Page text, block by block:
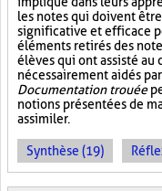
les notes qui doivent
significative et efficace
éléments retirés des
élèves qui ont assisté au
nécessairement aidés
Documentation trouée
notions présentées de
assimiler.
Synthèse (19)